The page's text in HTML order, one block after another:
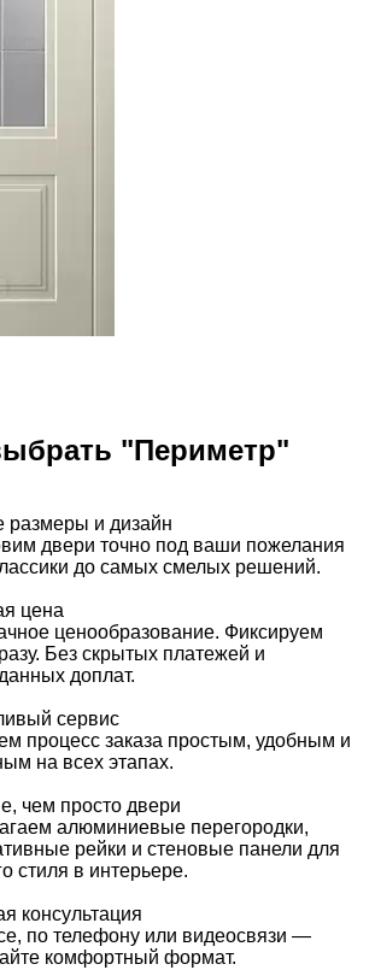
"Периметр"
и дизайн
двери точно под ваши пожелания
до самых смелых решений.
цена
ценообразование. Фиксируем
Без скрытых платежей и
доплат.
сервис
процесс заказа простым, удобным и
на всех этапах.
чем просто двери
алюминиевые перегородки,
рейки и стеновые панели для
стиля в интерьере.
консультация
по телефону или видеосвязи —
комфортный формат.